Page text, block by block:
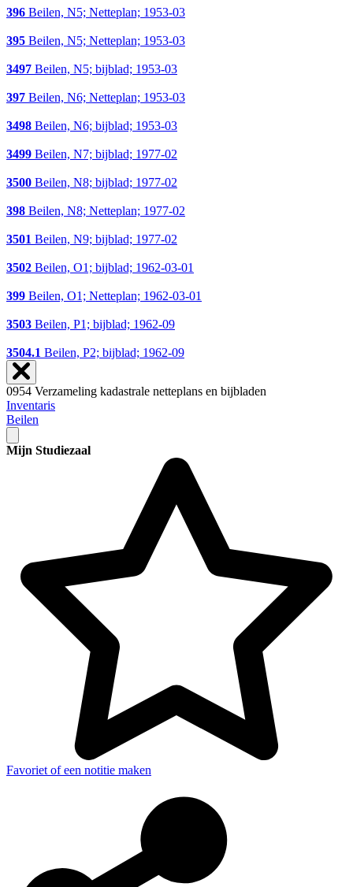
396 Beilen, N5; Netteplan; 1953-03
395 Beilen, N5; Netteplan; 1953-03
3497 Beilen, N5; bijblad; 1953-03
397 Beilen, N6; Netteplan; 1953-03
3498 Beilen, N6; bijblad; 1953-03
3499 Beilen, N7; bijblad; 1977-02
3500 Beilen, N8; bijblad; 1977-02
398 Beilen, N8; Netteplan; 1977-02
3501 Beilen, N9; bijblad; 1977-02
3502 Beilen, O1; bijblad; 1962-03-01
399 Beilen, O1; Netteplan; 1962-03-01
3503 Beilen, P1; bijblad; 1962-09
3504.1 Beilen, P2; bijblad; 1962-09
0954 Verzameling kadastrale netteplans en bijbladen
Inventaris
Beilen
Mijn Studiezaal
Favoriet of een notitie maken